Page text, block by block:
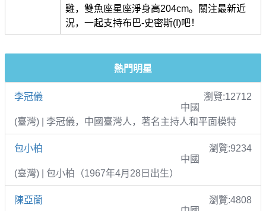
雞，雙魚座星座淨身高204cm。關注最新近
況，一起支持布巴-史密斯(I)吧！
熱門明星
李冠儀
瀏覽:12712
中國
(臺灣) | 李冠儀，中國臺灣人，著名主持人和平面模特
包小柏
瀏覽:9234
中國
(臺灣) | 包小柏（1967年4月28日出生）
陳亞蘭
瀏覽:4808